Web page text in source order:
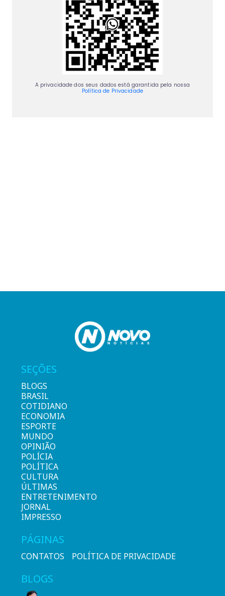
A privacidade dos seus dados está garantida pela nossa
Política de Privacidade
SEÇÕES
BLOGS
BRASIL
COTIDIANO
ECONOMIA
ESPORTE
MUNDO
OPINIÃO
POLÍCIA
POLÍTICA
CULTURA
ÚLTIMAS
ENTRETENIMENTO
JORNAL
IMPRESSO
PÁGINAS
CONTATOS POLÍTICA DE PRIVACIDADE
BLOGS